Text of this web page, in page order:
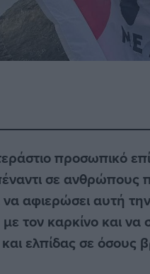
προσωπικό
σε ανθρώπους
αφιερώσει αυτή
τον καρκίνο και να
ελπίδας σε όσους